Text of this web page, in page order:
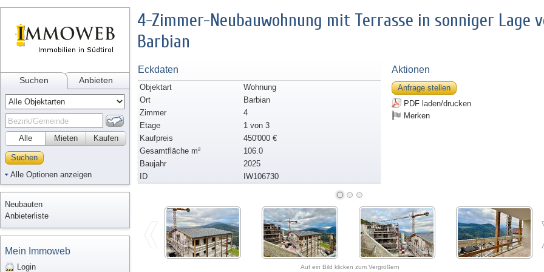
Suchen Anbieten
Alle Kaufen
Mieten
Suchen
Alle Optionen anzeigen
Neubauten
Anbieterliste
Mein Immoweb
Login
4-Zimmer-Neubauwohnung mit Terrasse in sonniger Lage
Barbian
Eckdaten
Objektart
Wohnung
Ort
Barbian
Zimmer
4
Etage
1 von 3
Kaufpreis
450'000 €
Gesamtfläche m²
106.0
Baujahr
2025
ID
IW106730
Aktionen
Anfrage stellen
PDF laden/drucken
Merken
Auf ein Bild klicken zum Vergrößern